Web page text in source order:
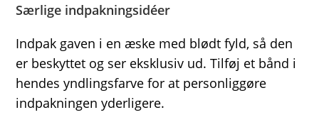
Særlige indpakningsidéer
Indpak gaven i en æske med blødt fyld, så den
er beskyttet og ser eksklusiv ud. Tilføj et bånd i
hendes yndlingsfarve for at personliggøre
indpakningen yderligere.